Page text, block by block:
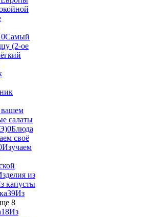
0Самый
(2-ое
салаты
0Блюда
своё
Изучаем
из
капусты
39Из
8
18Из